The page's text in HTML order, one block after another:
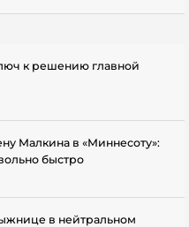
к решению главной
Малкина в «Миннесоту»:
быстро
в нейтральном